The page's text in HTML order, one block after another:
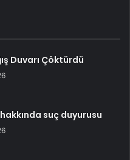
Duvarı Çöktürdü
suç duyurusu